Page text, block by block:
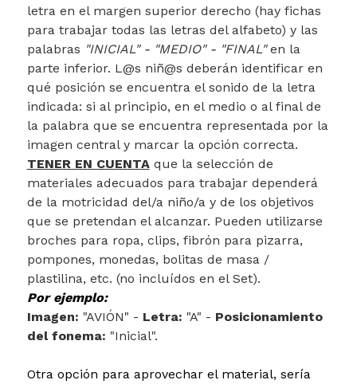
letra en el margen superior derecho (hay fichas
para trabajar todas las letras del alfabeto) y las
palabras "INICIAL" - "MEDIO" - "FINAL"en la
parte inferior. L@s niñ@s deberán identificar en
qué posición se encuentra el sonido de la letra
indicada: si al principio, en el medio o al final de
la palabra que se encuentra representada por la
imagen central y marcar la opción correcta.
TENER EN CUENTAque la selección de
materiales adecuados para trabajar dependerá
de la motricidad del/a niño/a y de los objetivos
que se pretendan el alcanzar. Pueden utilizarse
broches para ropa, clips, fibrón para pizarra,
pompones, monedas, bolitas de masa /
plastilina, etc. (no incluídos en el Set).
Por ejemplo:
Imagen: "AVIÓN" - Letra: "A" - Posicionamiento
del fonema: "Inicial".
Otra opción para aprovechar el material, sería